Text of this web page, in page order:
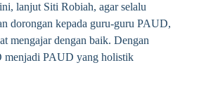
lanjut Siti Robiah, agar selalu
dorongan kepada guru-guru PAUD,
mengajar dengan baik. Dengan
menjadi PAUD yang holistik